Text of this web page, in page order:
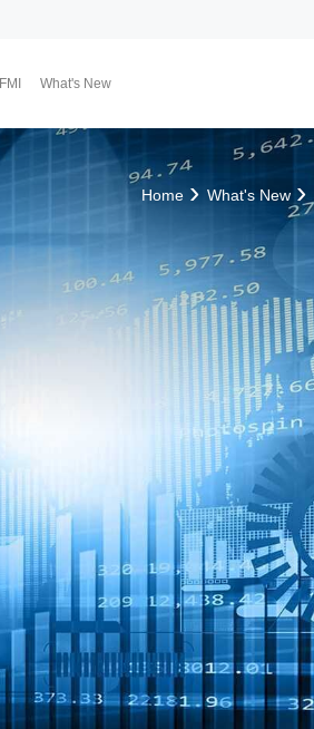
FMI Japan
& COOTeam
Moment Membership Program
Member Activities
Us
What's New
Market News
FMI Blog Investment
翔勝之道
Lifestyle
FMI Channel
Home What's New